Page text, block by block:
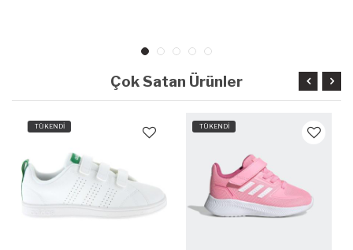
Çok Satan Ürünler
TÜKENDİ TÜKENDİ